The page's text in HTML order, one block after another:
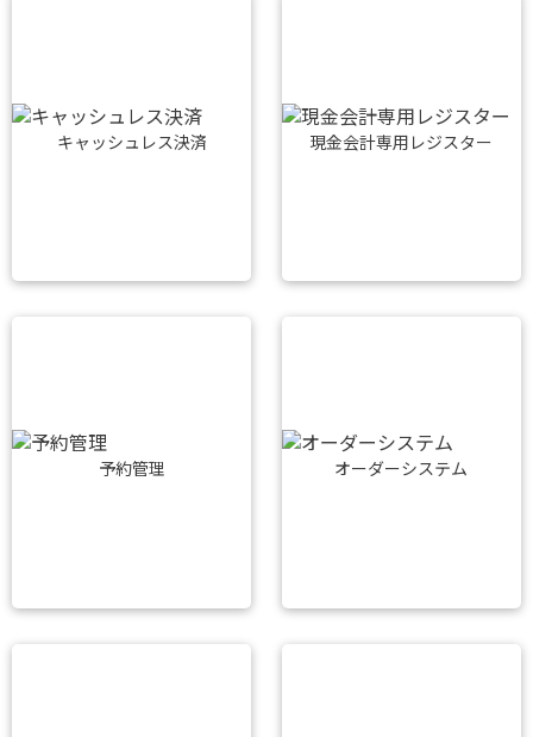
キャッシュレス決済 現金会計専用レジスター
予約管理 オーダーシステム